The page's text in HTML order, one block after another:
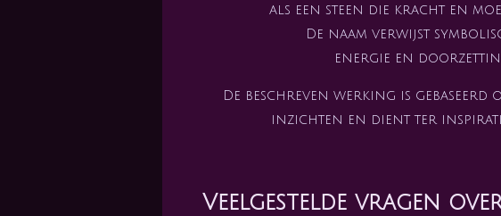
als een steen die kracht en
De naam verwijst
energie en
De beschreven werking is
inzichten en dient ter
Veelgestelde vragen